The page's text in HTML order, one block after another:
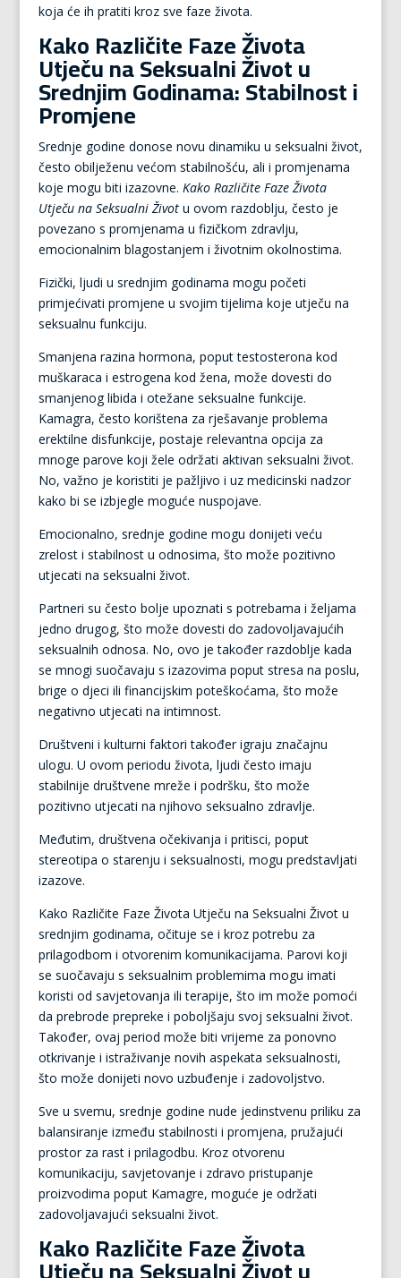
koja će ih pratiti kroz sve faze života.
Kako Različite Faze Života
Utječu na Seksualni Život u
Srednjim Godinama: Stabilnost i
Promjene
Srednje godine donose novu dinamiku u seksualni život,
često obilježenu većom stabilnošću, ali i promjenama
koje mogu biti izazovne. Kako Različite Faze Života
Utječu na Seksualni Životu ovom razdoblju, često je
povezano s promjenama u fizičkom zdravlju,
emocionalnim blagostanjem i životnim okolnostima.
Fizički, ljudi u srednjim godinama mogu početi
primjećivati promjene u svojim tijelima koje utječu na
seksualnu funkciju.
Smanjena razina hormona, poput testosterona kod
muškaraca i estrogena kod žena, može dovesti do
smanjenog libida i otežane seksualne funkcije.
Kamagra, često korištena za rješavanje problema
erektilne disfunkcije, postaje relevantna opcija za
mnoge parove koji žele održati aktivan seksualni život.
No, važno je koristiti je pažljivo i uz medicinski nadzor
kako bi se izbjegle moguće nuspojave.
Emocionalno, srednje godine mogu donijeti veću
zrelost i stabilnost u odnosima, što može pozitivno
utjecati na seksualni život.
Partneri su često bolje upoznati s potrebama i željama
jedno drugog, što može dovesti do zadovoljavajućih
seksualnih odnosa. No, ovo je također razdoblje kada
se mnogi suočavaju s izazovima poput stresa na poslu,
brige o djeci ili financijskim poteškoćama, što može
negativno utjecati na intimnost.
Društveni i kulturni faktori također igraju značajnu
ulogu. U ovom periodu života, ljudi često imaju
stabilnije društvene mreže i podršku, što može
pozitivno utjecati na njihovo seksualno zdravlje.
Međutim, društvena očekivanja i pritisci, poput
stereotipa o starenju i seksualnosti, mogu predstavljati
izazove.
Kako Različite Faze Života Utječu na Seksualni Život u
srednjim godinama, očituje se i kroz potrebu za
prilagodbom i otvorenim komunikacijama. Parovi koji
se suočavaju s seksualnim problemima mogu imati
koristi od savjetovanja ili terapije, što im može pomoći
da prebrode prepreke i poboljšaju svoj seksualni život.
Također, ovaj period može biti vrijeme za ponovno
otkrivanje i istraživanje novih aspekata seksualnosti,
što može donijeti novo uzbuđenje i zadovoljstvo.
Sve u svemu, srednje godine nude jedinstvenu priliku za
balansiranje između stabilnosti i promjena, pružajući
prostor za rast i prilagodbu. Kroz otvorenu
komunikaciju, savjetovanje i zdravo pristupanje
proizvodima poput Kamagre, moguće je održati
zadovoljavajući seksualni život.
Kako Različite Faze Života